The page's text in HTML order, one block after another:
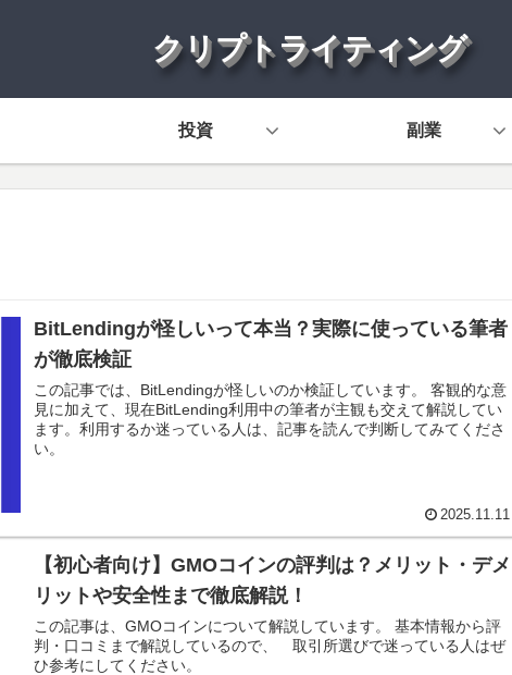
クリプトライティング
投資 副業
BitLendingが怪しいって本当？実際に使っている筆者
が徹底検証
この記事では、BitLendingが怪しいのか検証しています。 客観的な意
見に加えて、現在BitLending利用中の筆者が主観も交えて解説してい
ます。利用するか迷っている人は、記事を読んで判断してみてくださ
い。
2025.11.11
【初心者向け】GMOコインの評判は？メリット・デメ
リットや安全性まで徹底解説！
この記事は、GMOコインについて解説しています。 基本情報から評
判・口コミまで解説しているので、 取引所選びで迷っている人はぜ
ひ参考にしてください。